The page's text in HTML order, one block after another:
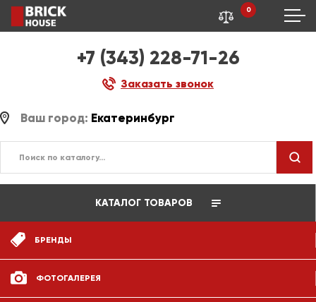
+7 (343) 228-71-26
Заказать звонок
0
Ваш город: Екатеринбург
КАТАЛОГ ТОВАРОВ
БРЕНДЫ
ФОТОГАЛЕРЕЯ